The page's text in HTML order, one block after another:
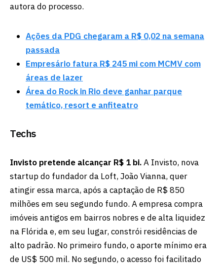
autora do processo.
Ações da PDG chegaram a R$ 0,02 na semana
passada
Empresário fatura R$ 245 mi com MCMV com
áreas de lazer
Área do Rock in Rio deve ganhar parque
temático, resort e anfiteatro
Techs
Invisto pretende alcançar R$ 1 bi.A Invisto, nova
startup do fundador da Loft, João Vianna, quer
atingir essa marca, após a captação de R$ 850
milhões em seu segundo fundo. A empresa compra
imóveis antigos em bairros nobres e de alta liquidez
na Flórida e, em seu lugar, constrói residências de
alto padrão. No primeiro fundo, o aporte mínimo era
de US$ 500 mil. No segundo, o acesso foi facilitado